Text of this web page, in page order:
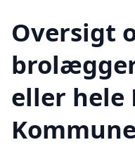
Oversigt
eller hele
Kommune